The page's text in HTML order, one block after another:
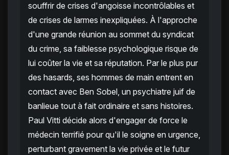
souffrir de crises d'angoisse incontrôlables et
de crises de larmes inexpliquées. À l'approche
d'une grande réunion au sommet du syndicat
du crime, sa faiblesse psychologique risque de
lui coûter la vie et sa réputation. Par le plus pur
des hasards, ses hommes de main entrent en
contact avec Ben Sobel, un psychiatre juif de
banlieue tout à fait ordinaire et sans histoires.
Paul Vitti décide alors d'engager de force le
médecin terrifié pour qu'il le soigne en urgence,
perturbant gravement la vie privée et le futur